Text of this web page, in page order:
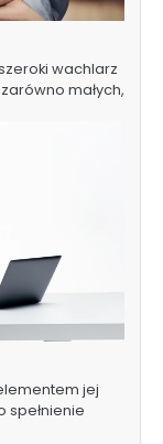
wachlarz
małych,
jej
spełnienie